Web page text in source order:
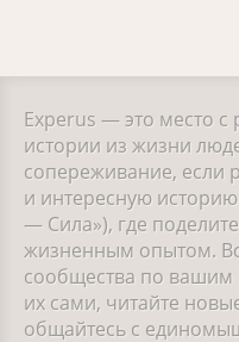
Experus — это место с
истории из жизни
сопереживание, если
и интересную
— Сила»), где
жизненным опытом.
сообщества по вашим
их сами, читайте
общайтесь с